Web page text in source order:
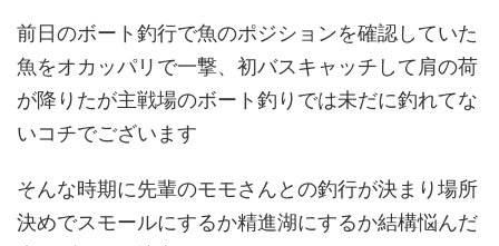
前日のボート釣行で魚のポジションを確認していた
魚をオカッパリで一撃、初バスキャッチして肩の荷
が降りたが主戦場のボート釣りでは未だに釣れてな
いコチでございます
そんな時期に先輩のモモさんとの釣行が決まり場所
決めでスモールにするか精進湖にするか結構悩んだ